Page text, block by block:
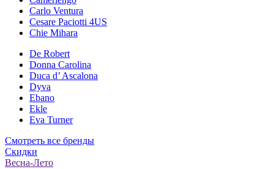
Carlo Ventura
Cesare Paciotti 4US
Chie Mihara
De Robert
Donna Carolina
Duca d’ Ascalona
Dyva
Ebano
Ekle
Eva Turner
Смотреть все бренды
Скидки
Весна-Лето